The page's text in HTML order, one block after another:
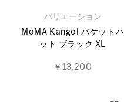
バリエーション
MoMA Kangol バケットハ
ット ブラック XL
￥13,200